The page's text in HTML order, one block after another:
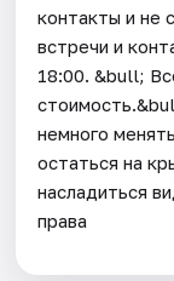
контакты и не
встречи и
18:00. &bull;
немного
остаться на
насладиться
права